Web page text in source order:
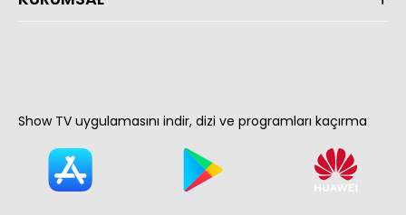
Show TV uygulamasını indir, dizi ve programları kaçırma